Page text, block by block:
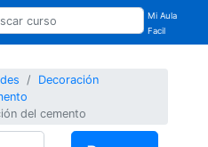
Mi Aula
Facil
Decoración
del cemento